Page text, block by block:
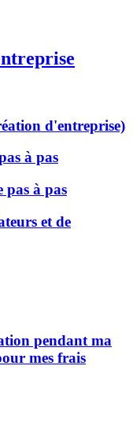
d'entreprise)
à pas
pas à pas
et de
pendant ma
mes frais